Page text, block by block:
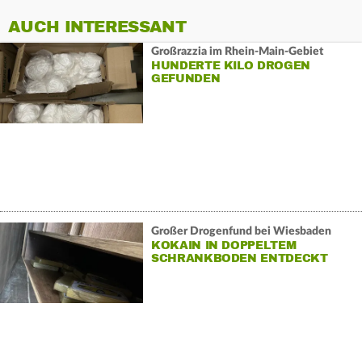
AUCH INTERESSANT
Großrazzia im Rhein-Main-Gebiet
HUNDERTE KILO DROGEN
GEFUNDEN
Großer Drogenfund bei Wiesbaden
KOKAIN IN DOPPELTEM
SCHRANKBODEN ENTDECKT